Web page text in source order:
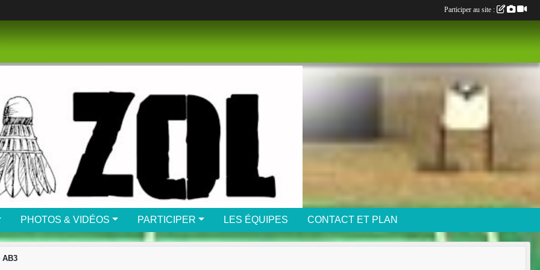
PHOTOS & VIDÉOS PARTICIPER LES ÉQUIPES CONTACT ET PLAN
AB3
Participer au site :